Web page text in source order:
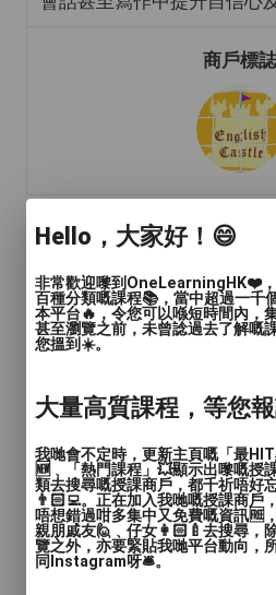
商戶標誌
年齡範圍 : 兒童(15歲或以下)
語言: 廣東話, 普通話, 英文
人數: 2至4人
教學模式 : 面授
價錢: $240 - $300
服務地區: 西貢區, 沙田區
Hello，大家好！😄
非常歡迎嚟到OneLearningHK❤️，
百種分類嘅課程📚，當中超過一千
本平台🔥，令您可以喺短時間內，
甚至瀏覽之前，未曾諗過去了解嘅
您搵到☀️。
大量高質課程，等您報
我哋會不定時，更新主頁嘅「最
🆕﹑「熱門課程」💥顯示出嚟嘅授
類去搜尋嘅授課商戶，都千祈唔好
👨🏻‍💻。正在加入我哋嘅授課商戶
唔想錯過咁多集中又免費嘅資訊🆓
親朋戚友🙋﹑仔女👩🏻‍🍼去搜尋，
覽之外，亦要緊貼我哋平台動向，
同Instagram呀🛎️。